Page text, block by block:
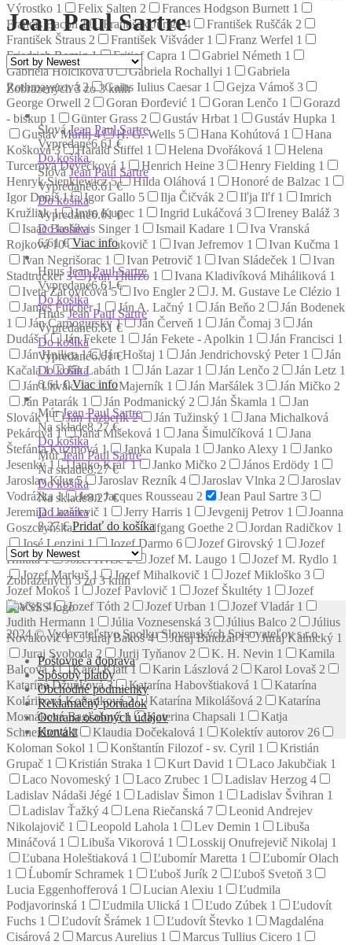
Výrostko 1 Felix Salten 2 Frances Hodgson Burnett 1
Francis Bacon1 František Juriga4 František Ruščák 2
František Štraus 2 František Višváder 1 Franz Werfel 1
Friedrich Romig1 Fritjof Capra 1 Gabriel Németh 1
Gabriela Holčíková0 Gabriela Rochallyi 1
Gabriela
Rothmayerová2 Gaius Iulius Caesar 1 Gejza Vámoš 3
George Orwell 2 Goran Đorđević 1 Goran Lenčo 1
Gorazd
- biskup 1 Günter Grass 2 Gustáv Hrbat 1 Gustáv Hupka 1
Gustáv Murín4 H. G. Wells 5 Hana Kohútová 1
Hana
Košková3 Harald Stiffel 1 Helena Dvořáková 1
Helena
Turcerová Devečková 1 Henrich Heine 3 Henry Fielding 1
Henryk Sienkiewicz5 Hilda Oláhová 1 Honoré de Balzac 1
Igor Daniš1 Igor Gallo 5 Ilja Čičvák 2 Iľja Iľf 1
Imrich
Kružliak1 Imro Kupec 1 Ingrid Lukáčová 3 Ireney Baláž 3
Isaac Bashevis Singer 1 Ismail Kadare 1
Iva Vranská
Rojková10 Ivan Izakovič 1 Ivan Jefremov 1 Ivan Kučma 1
Ivan Negrišorac 1 Ivan Petrovič 1 Ivan Sládeček 1
Ivan
Stadtrucker3 Ivan Thurzo 1 Ivana Kladivíková Miháliková 1
Iveta Zaťovičová5 Ivo Engler 2 J. M. Gustave Le Clézio 1
James Fulcher1 Ján A. Lačný 1 Ján Beňo 2
Ján Bodenek
1
Ján Čarnogurský1 Ján Červeň 1 Ján Čomaj 3
Ján
Dudáš1 Ján Fekete 1 Ján Fekete - Apolkin 1 Ján Francisci 1
Ján Hnilica1 Ján Hoštaj 1 Ján Jendrichovský Peter 1
Ján
Kačala1 Ján Labáth 1 Ján Lazar 1 Ján Lenčo 2 Ján Letz 1
Ján Litvák1 Ján Majerník 1 Ján Maršálek 3 Ján Mičko 2
Ján Patarák 1 Ján Podmanický 2 Ján Škamla 1
Jan
Slovák1 Ján Tazberík2 Ján Tužinský 1
Jana Michalková
Pekárová 1 Jana Mišeková 1 Jana Šimulčíková 1
Jana
Štefánia Kuzmová 1 Janka Kupala 1 Janko Alexy 1
Janko
Jesenký1 Janko Kráľ1 Janko Mičko 2 János Erdödy 1
Jaroslav Klus5 Jaroslav Rezník 4 Jaroslav Vlnka 2
Jaroslav
Vodrážka1 Jean Jacques Rousseau 2 Jean Paul Sartre 3
Jeremija Lazarevič 1 Jerry Harris 1 Jevgenij Petrov 1
Joanna
Goszczyńska1 Johann Wolfgang Goethe 2 Jordan Radičkov 1
José Lenzini1 Jozef Darmo 6 Jozef Girovský 1
Jozef
Hnitka1 Jozef Hvišč2 Jozef M. Laugo 1 Jozef M. Rydlo 1
Jozef Markuš 1 Jozef Mihalkovič 1 Jozef Mikloško 3
Jozef Mokoš 1 Jozef Pavlovič 1 Jozef Škultéty 1
Jozef
Špaček4 Jozef Tóth 2 Jozef Urban 1 Jozef Vladár 1
Judith Hermann 1 Júlia Voznesenská 3 Július Balco 2
Július
Novakovič1 Juraj Bakoš4 Juraj Bindzár1 Juraj Kalnický 1
Juraj Svoboda 2 Jurij Tyňanov 2 K. H. Nevin 1
Kamila
Balcová1 Karel Klatt1 Karin Lászlová 2 Karol Lovaš 2
Katarína Džunková3 Katarína Habovštiaková 1
Katarína
Koláriková Koňariková2 Katarína Mikolášová 2
Katarína
Mosnáková Bagľašová1 Katerina Chapsali 1
Katja
Schneidtová1 Klaudia Dočekalová 1 Kolektív autorov 26
Koloman Sokol 1 Konštantín Filozof - sv. Cyril 1
Kristián
Grupač 1 Kristián Straka 1 Kurt David 1 Laco Jakubčiak 1
Laco Novomeský 1 Laco Zrubec 1 Ladislav Herzog 4
Ladislav Nádaši Jégé 1 Ladislav Šimon 1 Ladislav Švihran 1
Ladislav Ťažký 4 Lena Riečanská 7
Leonid Andrejev
Nikolajovič 1 Leopold Lahola 1 Lev Demin 1
Libuša
Mináčová 1 Libuša Vikorová 1 Losskij Onufrejevič Nikolaj 1
Ľubana Holeštiaková 1 Ľubomír Maretta 1
Ľubomír Olach
1
Ĺubomír Schramek 1 Ľuboš Jurík 2 Ľuboš Svetoň 3
Lucia Eggenhofferová 1 Lucian Alexiu 1
Ľudmila
Podjavorinská 1 Ľudmila Ulická 1 Ľudo Zúbek 1
Ľudovít
Fuchs 1 Ľudovít Šrámek 1 Ľudovít Števko 1
Magdaléna
Cisárová 2 Marcus Aurelius 1 Marcus Tullius Cicero 1
Jean Paul Sartre
Zobrazených 3 zo 3 kníh
Slová Jean Paul Sartre
Vypredané6.61 €
Do košíka
Slová Jean Paul Sartre
Vypredané6.61 €
Do košíka
Vypredané6.61 €
Do košíka
6.61€ Viac info
Hnus Jean Paul Sartre
Vypredané6.61 €
Do košíka
Hnus Jean Paul Sartre
Vypredané6.61 €
Do košíka
Vypredané6.61 €
Do košíka
6.61€ Viac info
Múr Jean Paul Sartre
Na sklade8.27 €
Do košíka
Múr Jean Paul Sartre
Na sklade8.27 €
Do košíka
Na sklade8.27 €
Do košíka
8.27€ Pridať do košíka
Zobrazených 3 zo 3 kníh
2024 © Vydavateľstvo Spolku Slovenských Spisovateľov s.r.o.
Poštovné a doprava
Spôsoby platby
Obchodné podmienky
Reklamačný poriadok
Ochrana osobných údajov
Kontakt